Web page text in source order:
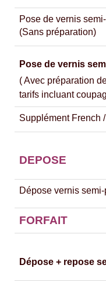
Pose de vernis
(Sans préparation)
Pose de vernis
( Avec préparation
tarifs incluant
Supplément French
DEPOSE
Dépose vernis
FORFAIT
Dépose + repose